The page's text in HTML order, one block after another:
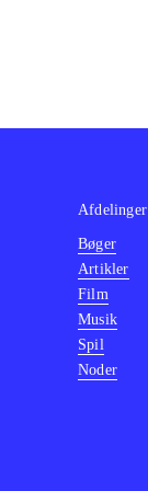
Afdelinger
Bøger
Artikler
Film
Musik
Spil
Noder